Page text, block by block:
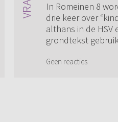
In Romeinen 8
drie keer over
althans in de HSV
grondtekst
17. In v...
Geen reacties